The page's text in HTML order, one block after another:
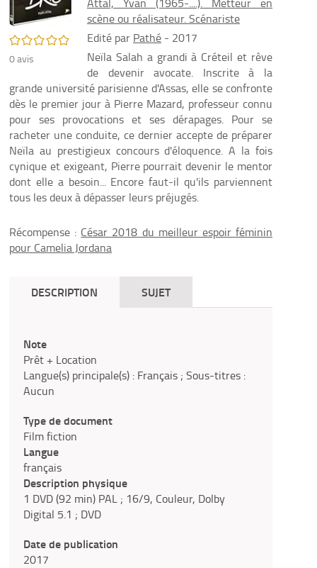
/5
0avis
scène ou réalisateur. Scénariste
Edité par Pathé - 2017
Neïla Salah a grandi à Créteil et rêve
de devenir avocate. Inscrite à la
grande université parisienne d'Assas, elle se confronte
dès le premier jour à Pierre Mazard, professeur connu
pour ses provocations et ses dérapages. Pour se
racheter une conduite, ce dernier accepte de préparer
Neïla au prestigieux concours d'éloquence. A la fois
cynique et exigeant, Pierre pourrait devenir le mentor
dont elle a besoin... Encore faut-il qu'ils parviennent
tous les deux à dépasser leurs préjugés.
Récompense : César 2018 du meilleur espoir féminin
pour Camelia Jordana
DESCRIPTION SUJET
Note
Prêt + Location
Langue(s) principale(s) : Français ; Sous-titres :
Aucun
Type de document
Film fiction
Langue
français
Description physique
1 DVD (92 min) PAL ; 16/9, Couleur, Dolby
Digital 5.1 ; DVD
Date de publication
2017